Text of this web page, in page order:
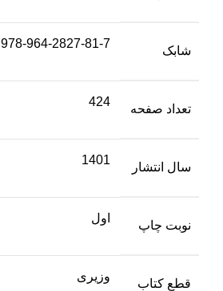
شابک
978-964-2827-81-7
تعداد صفحه
424
سال انتشار
1401
نوبت چاپ
اول
قطع کتاب
وزیری